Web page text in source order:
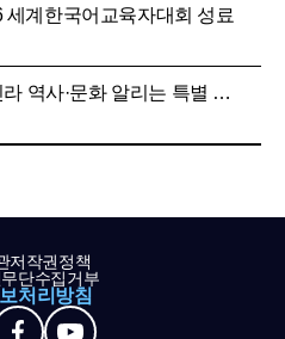
계한국어교육자대회 성료
세종학당재단, 프랑스서 신라 역사·문화 알리는 특별 문화강좌 개최
저작권정책
단수집거부
처리방침